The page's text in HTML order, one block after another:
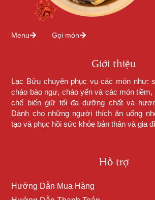
Menu Gọi món
Giới thiệu
Lạc Bửu chuyên phục vụ các món như:
cháo bào ngư, cháo yến và các món
chế biến giữ tối đa dưỡng chất và
Dành cho những người thích ăn uống
tạo và phục hồi sức khỏe bản thân và gia
Hỗ trợ
Hướng Dẫn Mua Hàng